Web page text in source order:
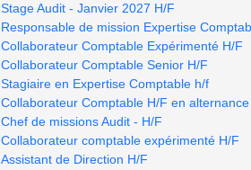
Stage Audit - Janvier 2027 H/F
Responsable de mission Expertise
Collaborateur Comptable Expérimenté H/F
Collaborateur Comptable Senior H/F
Stagiaire en Expertise Comptable h/f
Collaborateur Comptable H/F en alternance
Chef de missions Audit - H/F
Collaborateur comptable expérimenté H/F
Assistant de Direction H/F